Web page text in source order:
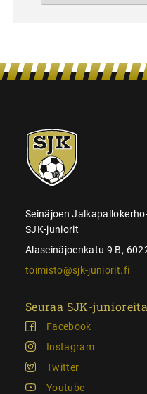
SJK-
juniorit
Seinäjoen
SJK-juniorit
Alaseinäjoenkatu 9 B,
toimisto@sjk-juniorit.fi
Seuraa SJK-
Facebook
Instagram
Twitter
Youtube